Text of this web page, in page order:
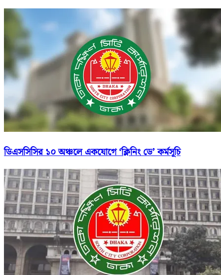
ডিএসসিসির ১০ অঞ্চলে একযোগে ‘ক্লিনিং ডে’ কর্মসূচি